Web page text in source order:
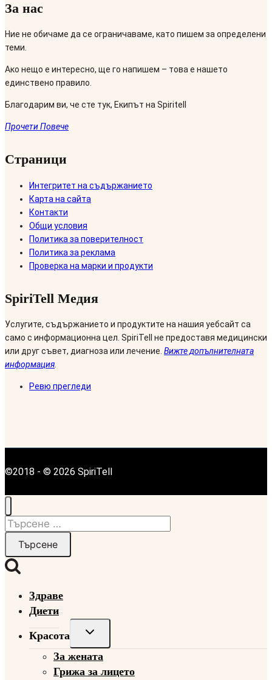
За нас
Ние не обичаме да се ограничаваме, като пишем за определени
теми.
Ако нещо е интересно, ще го напишем – това е нашето
единствено правило.
Благодарим ви, че сте тук, Екипът на Spiritell
Прочети Повече
Страници
Интегритет на съдържанието
Карта на сайта
Контакти
Общи условия
Политика за поверителност
Политика за реклама
Проверка на марки и продукти
SpiriTell Медия
Услугите, съдържанието и продуктите на нашия уебсайт са
само с информационна цел. SpiriTell не предоставя медицински
или друг съвет, диагноза или лечение. Вижте допълнителната
информация
Ревю прегледи
©2018 - © 2026 SpiriTell
Търсене
Здраве
Диети
Красота
Toggle
child
menu
За жената
Грижа за лицето